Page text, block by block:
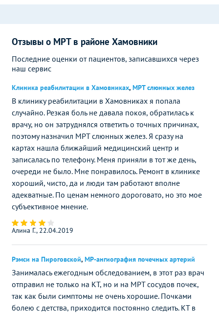
Отзывы о МРТ в районе Хамовники
Последние оценки от пациентов, записавшихся через
наш сервис
Клиника реабилитации в Хамовниках, МРТ слюнных желез
В клинику реабилитации в Хамовниках я попала
случайно. Резкая боль не давала покоя, обратилась к
врачу, но он затруднялся ответить о точных причинах,
поэтому назначил МРТ слюнных желез. Я сразу на
картах нашла ближайший медицинский центр и
записалась по телефону. Меня приняли в тот же день,
очереди не было. Мне понравилось. Ремонт в клинике
хороший, чисто, да и люди там работают вполне
адекватные. По ценам немного дороговато, но это мое
субъективное мнение.
Алина Г., 22.04.2019
Рэмси на Пироговской, МР-ангиография почечных артерий
Занималась ежегодным обследованием, в этот раз врач
отправил не только на КТ, но и на МРТ сосудов почек,
так как были симптомы не очень хорошие. Почками
болею с детства, приходится постоянно следить. КТ в